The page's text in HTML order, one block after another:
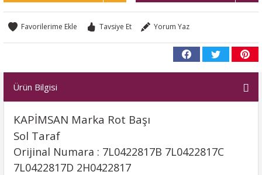
Tavsiye Et Yorum Yaz
Ürün Bilgisi
KAPİMSAN Marka Rot Başı
Sol Taraf
Orijinal Numara : 7L0422817B 7L0422817C
7L0422817D 2H0422817